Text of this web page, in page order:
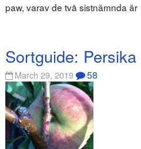
paw, varav de två sistnämnda är
Sortguide: Persika
March 29, 2019 58